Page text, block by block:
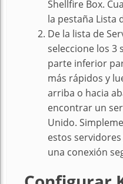
Shellfire Box.
la pestaña Lista
De la lista de
seleccione los 3
parte inferior
más rápidos y
arriba o hacia
encontrar un
Unido.
estos
una conexión